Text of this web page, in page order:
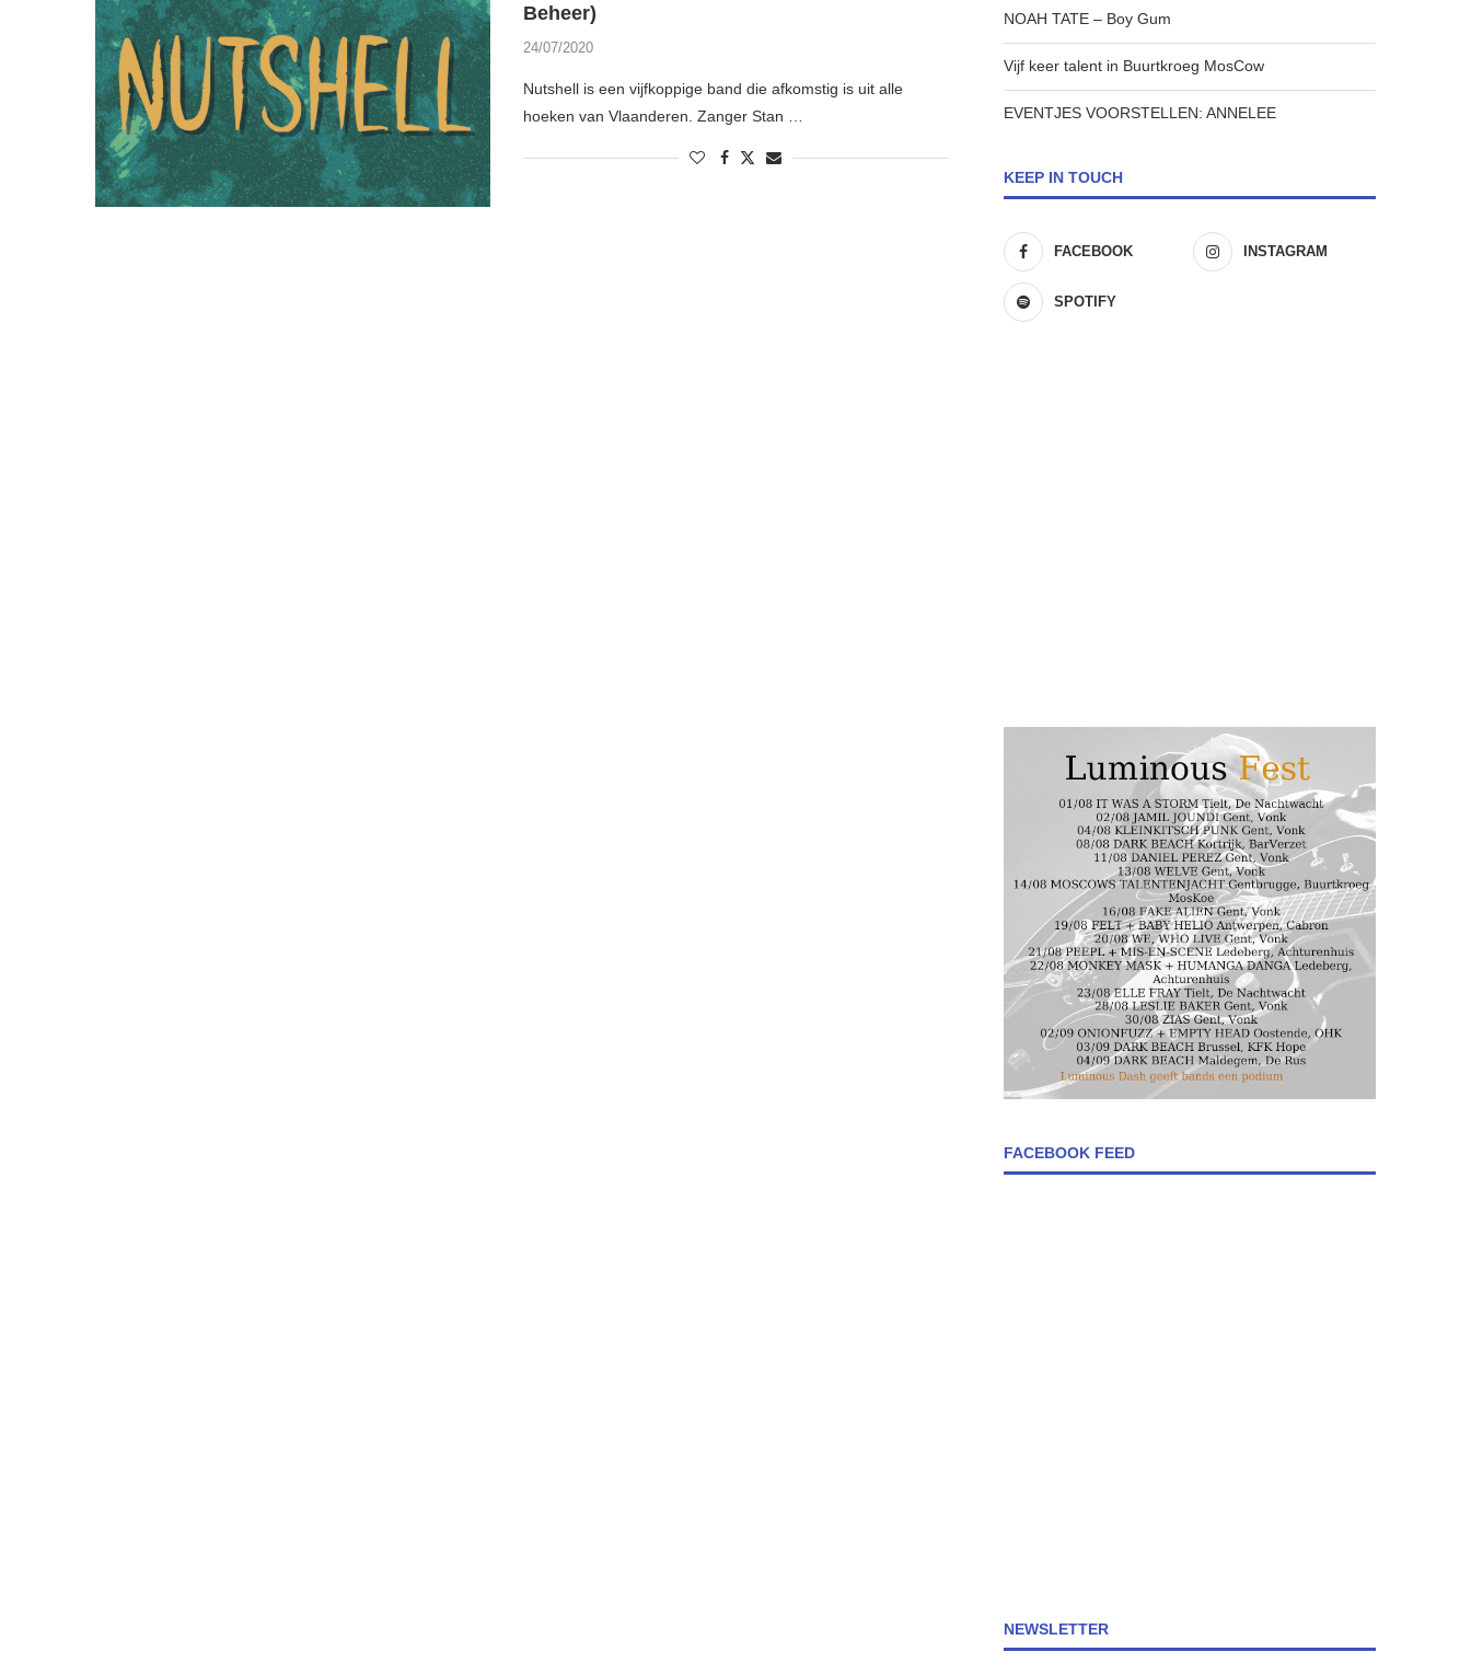
Beheer)
24/07/2020
Nutshell is een vijfkoppige band die afkomstig is uit alle
hoeken van Vlaanderen. Zanger Stan …
NOAH TATE – Boy Gum
Vijf keer talent in Buurtkroeg MosCow
EVENTJES VOORSTELLEN: ANNELEE
KEEP IN TOUCH
FACEBOOK INSTAGRAM
SPOTIFY
FACEBOOK FEED
NEWSLETTER